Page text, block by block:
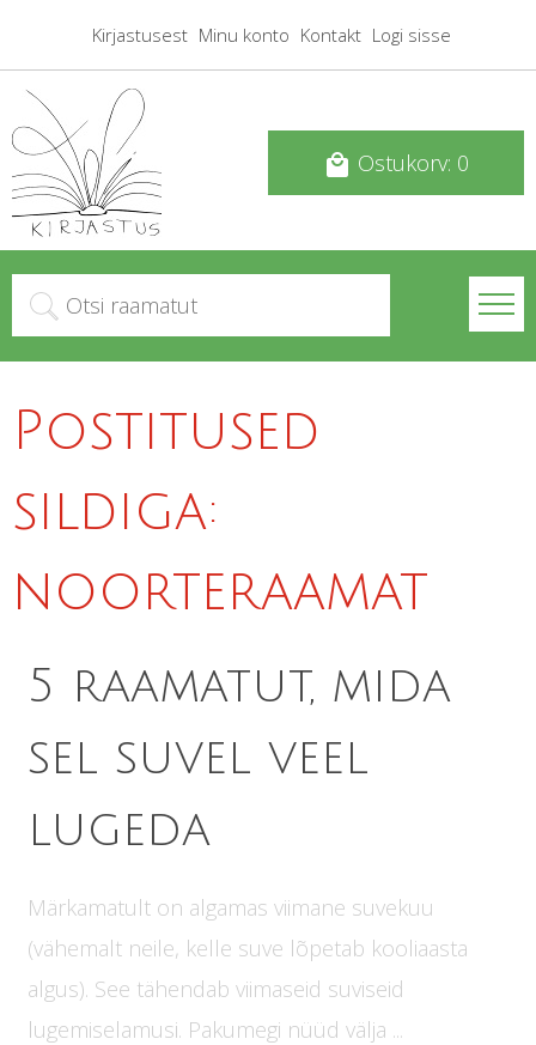
Kirjastusest Minu konto Kontakt Logi sisse
local_mall Ostukorv: 0
Postitused
sildiga:
noorteraamat
5 raamatut, mida
sel suvel veel
lugeda
Märkamatult on algamas viimane suvekuu
(vähemalt neile, kelle suve lõpetab kooliaasta
algus). See tähendab viimaseid suviseid
lugemiselamusi. Pakumegi nüüd välja ...